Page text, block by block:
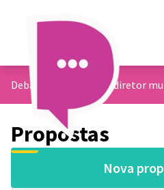
Debate sobre o plano diretor
Propostas
Nova